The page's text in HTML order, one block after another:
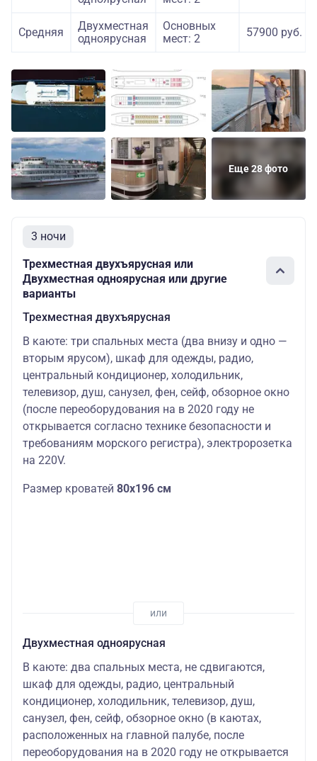
Средняя
Двухместная
одноярусная
Основных
мест: 2
57900 руб.
Еще 28 фото
3 ночи
Трехместная двухъярусная или
Двухместная одноярусная или другие
варианты
Трехместная двухъярусная
В каюте: три спальных места (два внизу и одно —
вторым ярусом), шкаф для одежды, радио,
центральный кондиционер, холодильник,
телевизор, душ, санузел, фен, сейф, обзорное окно
(после переоборудования на в 2020 году не
открывается согласно технике безопасности и
требованиям морского регистра), электророзетка
на 220V.
Размер кроватей 80х196 см
Двухместная одноярусная
В каюте: два спальных места, не сдвигаются,
шкаф для одежды, радио, центральный
кондиционер, холодильник, телевизор, душ,
санузел, фен, сейф, обзорное окно (в каютах,
расположенных на главной палубе, после
переоборудования на в 2020 году не открывается